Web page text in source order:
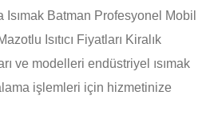
Isımak Batman Profesyonel Mobil
Isıtıcı Fiyatları Kiralık
ve modelleri endüstriyel ısımak
işlemleri için hizmetinize